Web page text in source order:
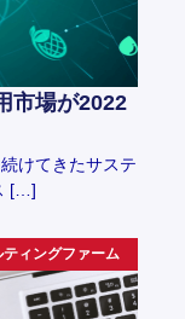
市場が2022
けてきたサステ
[…]
ティングファーム